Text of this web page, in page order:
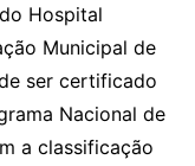
Hospital
Municipal de
ser certificado
Nacional de
a classificação